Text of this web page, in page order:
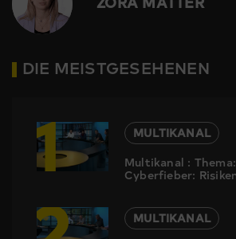
DIE MEISTGESEHENEN
1
MULTIKANAL
Multikanal :
Cyberfieber:
MULTIKANAL